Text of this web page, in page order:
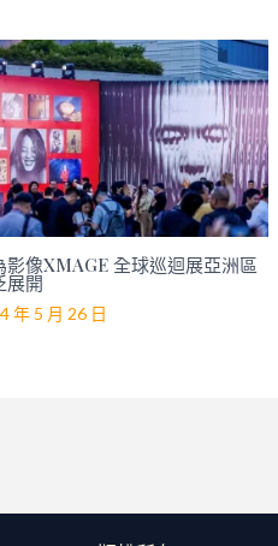
影像XMAGE 全球巡迴展亞洲區
展開
年 5 月 26 日